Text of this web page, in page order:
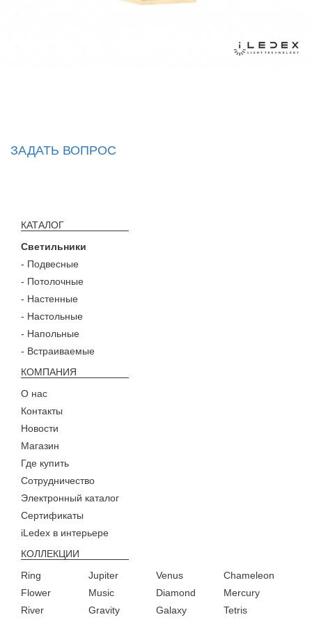
ЗАДАТЬ ВОПРОС
КАТАЛОГ
Светильники
- Подвесные
- Потолочные
- Настенные
- Настольные
- Напольные
- Встраиваемые
КОМПАНИЯ
О нас
Контакты
Новости
Магазин
Где купить
Сотрудничество
Электронный каталог
Сертификаты
iLedex в интерьере
КОЛЛЕКЦИИ
Ring
Flower
Jupiter
Music
Venus
Diamond
Chameleon
Mercury
River
Gravity
Galaxy
Tetris